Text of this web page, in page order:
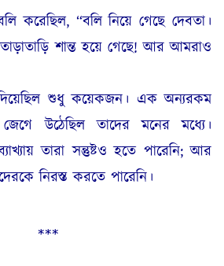
করেছিল, “বলি নিয়ে গেছে দেবতা।
শান্ত হয়ে গেছে! আর আমরাও
শুধু কয়েকজন। এক অন্যরকম
উঠেছিল তাদের মনের মধ্যে।
তারা সন্তুষ্টও হতে পারেনি; আর
নিরস্ত করতে পারেনি।
***